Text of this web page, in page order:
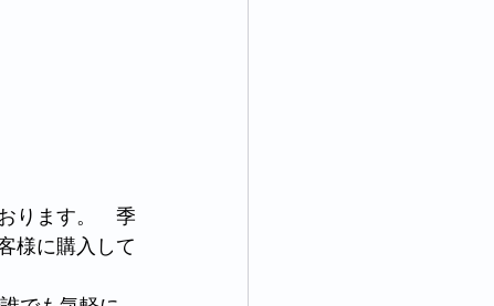
ります。　季
様に購入して